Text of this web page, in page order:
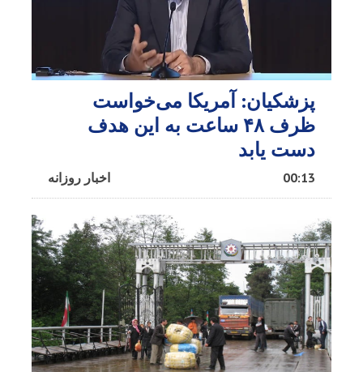
پزشکیان: آمریکا می‌خواست
ظرف ۴۸ ساعت به این هدف
دست یابد
اخبار روزانه 00:13